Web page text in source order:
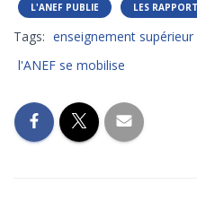
L'ANEF PUBLIE LES
Tags: enseignement supérieur
l'ANEF se mobilise